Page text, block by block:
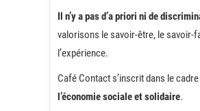
Il n’y a pas d’a priori ni de
valorisons le savoir-être, le savoir-
l’expérience.
Café Contact s’inscrit dans le
l’économie sociale et solidaire.